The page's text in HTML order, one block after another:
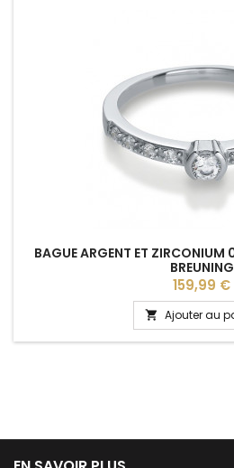
BAGUE ARGENT ET
BREUNING
Prix
159,99 €
 Ajouter au